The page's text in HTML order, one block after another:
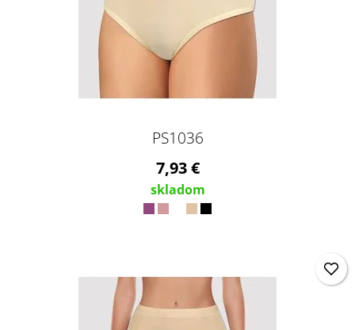
PS1036
7,93 €
skladom